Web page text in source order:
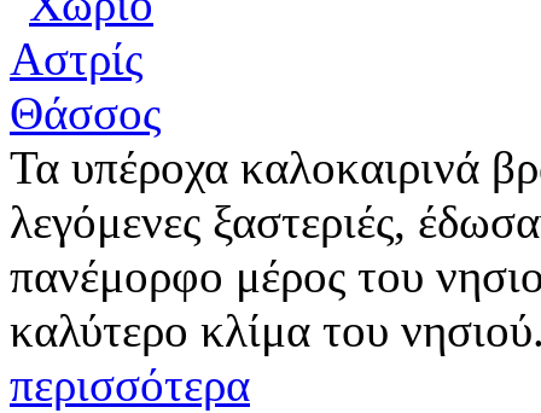
Τα υπέροχα καλοκαιρινά
λεγόμενες ξαστεριές,
πανέμορφο μέρος του
καλύτερο κλίμα του
περισσότερα